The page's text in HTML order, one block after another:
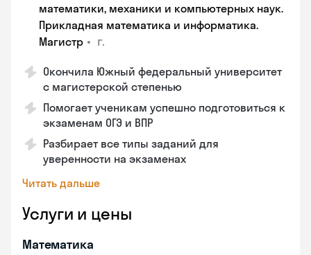
математики, механики и компьютерных наук.
Прикладная математика и информатика.
Магистр • г.
Окончила Южный федеральный университет
с магистерской степенью
Помогает ученикам успешно подготовиться к
экзаменам ОГЭ и ВПР
Разбирает все типы заданий для
уверенности на экзаменах
Читать дальше
Услуги и цены
Математика